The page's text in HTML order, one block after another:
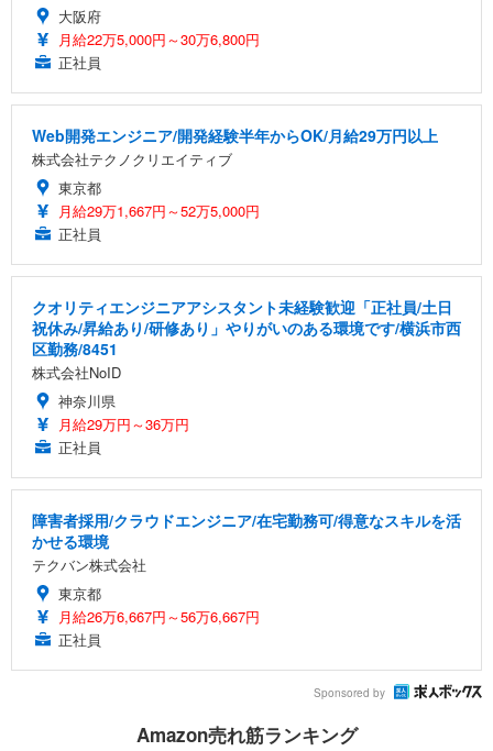
大阪府
月給22万5,000円～30万6,800円
正社員
Web開発エンジニア/開発経験半年からOK/月給29万円以上
株式会社テクノクリエイティブ
東京都
月給29万1,667円～52万5,000円
正社員
クオリティエンジニアアシスタント未経験歓迎「正社員/土日
祝休み/昇給あり/研修あり」やりがいのある環境です/横浜市西
区勤務/8451
株式会社NoID
神奈川県
月給29万円～36万円
正社員
障害者採用/クラウドエンジニア/在宅勤務可/得意なスキルを活
かせる環境
テクバン株式会社
東京都
月給26万6,667円～56万6,667円
正社員
Sponsored by
Amazon売れ筋ランキング